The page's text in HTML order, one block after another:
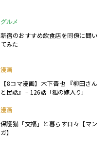
グルメ
新宿のおすすめ飲食店を同僚に聞い
てみた
漫画
【8コマ漫画】木下晋也 『柳田さん
と民話』 – 126話「狐の嫁入り」
漫画
保護猫「文福」と暮らす日々【マン
ガ】